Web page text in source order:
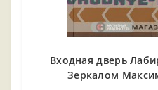
Входная дверь
Зеркалом